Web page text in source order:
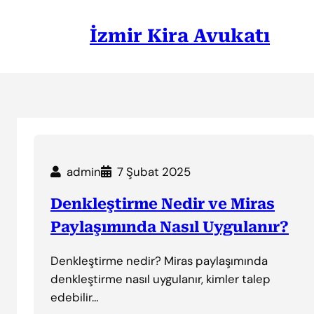
İzmir Kira Avukatı
admin 7 Şubat 2025
Denkleştirme Nedir ve Miras
Paylaşımında Nasıl Uygulanır?
Denkleştirme nedir? Miras paylaşımında
denkleştirme nasıl uygulanır, kimler talep
edebilir…